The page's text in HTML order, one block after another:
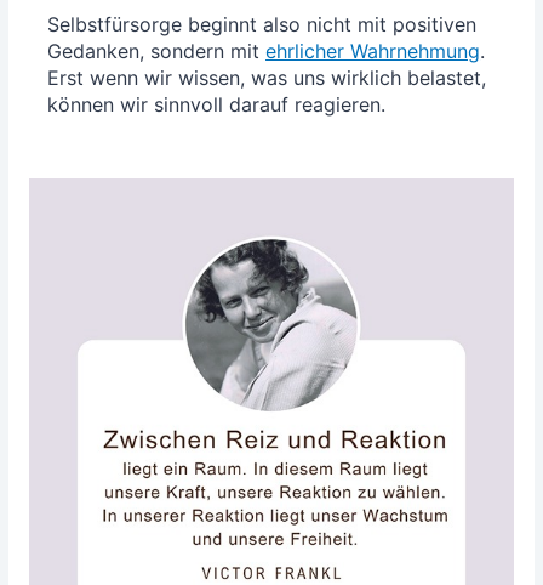
Selbst­für­sor­ge beginnt also nicht mit posi­ti­ven
Gedan­ken, son­dern mitehr­li­cher Wahr­neh­mung.
Erst wenn wir wis­sen, was uns wirk­lich belas­tet,
kön­nen wir sinn­voll dar­auf reagieren.